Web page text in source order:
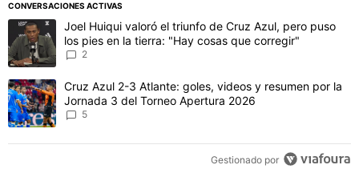
CONVERSACIONES ACTIVAS
Este listado muestra los artículos con más comentarios en los
Un artículo de tendencia con el título "Joel Huiqui valoró el
Joel Huiqui valoró el triunfo de Cruz Azul, pero puso
los pies en la tierra: "Hay cosas que corregir"
2
Un artículo de tendencia con el título "Cruz Azul 2-3 Atlante:
Cruz Azul 2-3 Atlante: goles, videos y resumen por la
Jornada 3 del Torneo Apertura 2026
5
Gestionado por